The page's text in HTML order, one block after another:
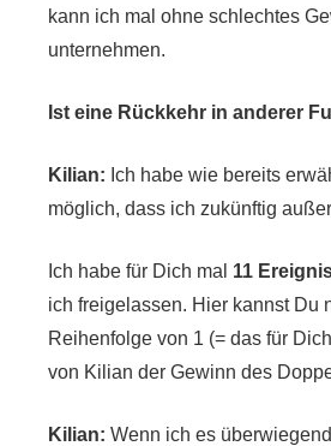
kann ich mal ohne schlechtes
unternehmen.
Ist eine Rückkehr in anderer
Kilian: Ich habe wie bereits
möglich, dass ich zukünftig
Ich habe für Dich mal 11
ich freigelassen. Hier kannst Du
Reihenfolge von 1 (= das für
von Kilian der Gewinn des
Kilian: Wenn ich es